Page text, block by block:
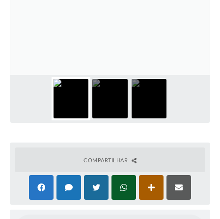
COMPARTILHAR